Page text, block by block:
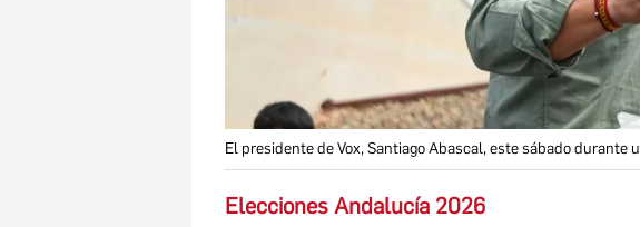
El presidente de Vox, Santiago Abascal, este sábado durante
Elecciones Andalucía 2026